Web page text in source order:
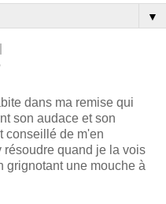
▼
dans ma remise qui
son audace et son
conseillé de m'en
résoudre quand je la vois
grignotant une mouche à